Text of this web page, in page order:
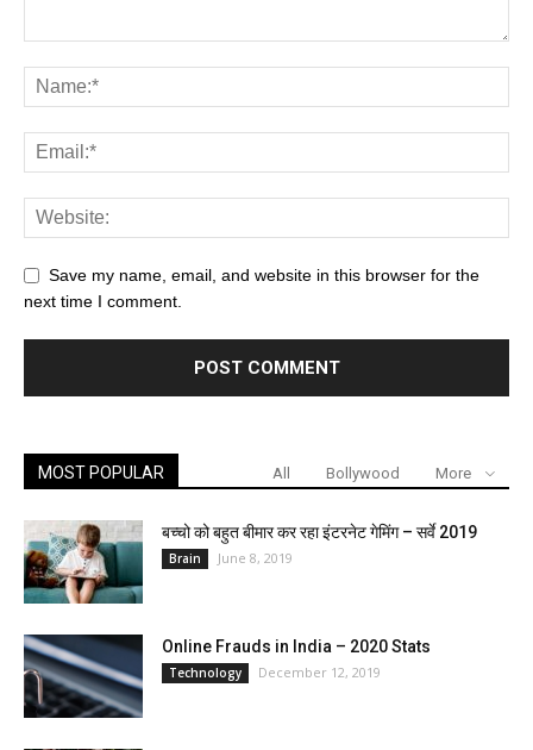
Save my name, email, and website in this browser for the
next time I comment.
MOST POPULAR All Bollywood More
बच्चो को बहुत बीमार कर रहा इंटरनेट गेमिंग – सर्वे 2019
Brain June 8, 2019
Online Frauds in India – 2020 Stats
Technology December 12, 2019